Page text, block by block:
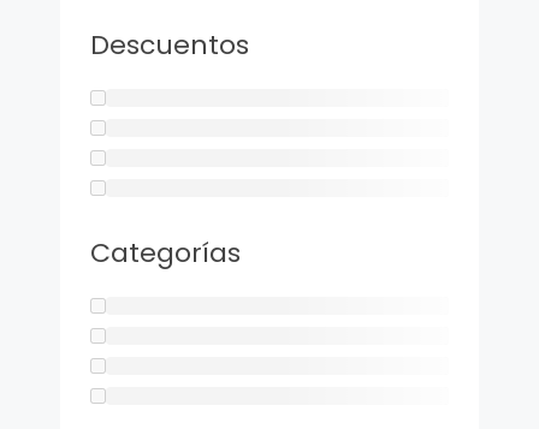
Descuentos
Categorías